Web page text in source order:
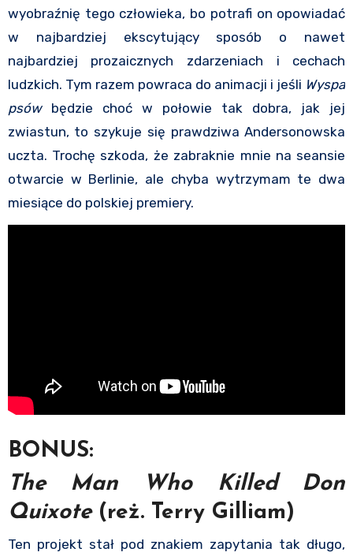
wyobraźnię tego człowieka, bo potrafi on opowiadać
w najbardziej ekscytujący sposób o nawet
najbardziej prozaicznych zdarzeniach i cechach
ludzkich. Tym razem powraca do animacji i jeśli Wyspa
psów będzie choć w połowie tak dobra, jak jej
zwiastun, to szykuje się prawdziwa Andersonowska
uczta. Trochę szkoda, że zabraknie mnie na seansie
otwarcie w Berlinie, ale chyba wytrzymam te dwa
miesiące do polskiej premiery.
BONUS:
The Man Who Killed Don
Quixote (reż. Terry Gilliam)
Ten projekt stał pod znakiem zapytania tak długo,